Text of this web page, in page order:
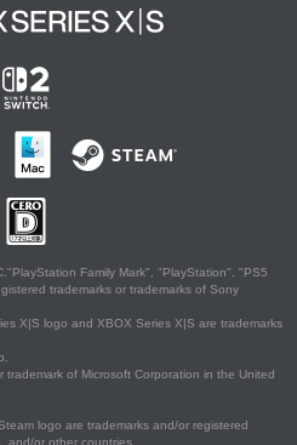
Family Mark", "PlayStation", "PS5
trademarks or trademarks of Sony
X|S logo and XBOX Series X|S are trademarks
trademark of Microsoft Corporation in the United
logo are trademarks and/or registered
and/or other countries.